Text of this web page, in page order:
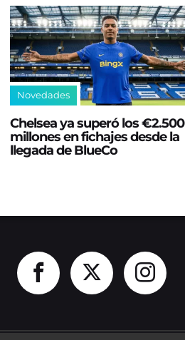
Novedades
Chelsea ya superó los €2.500
millones en fichajes desde la
llegada de BlueCo